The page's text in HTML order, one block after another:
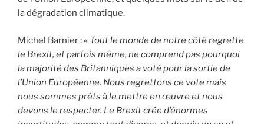
la dégradation climatique.
Michel Barnier :« Tout le monde de notre côté regrette
le Brexit, et parfois même, ne comprend pas pourquoi
la majorité des Britanniques a voté pour la sortie de
l’Union Européenne. Nous regrettons ce vote mais
nous sommes prêts à le mettre en œuvre et nous
devons le respecter. Le Brexit crée d’énormes